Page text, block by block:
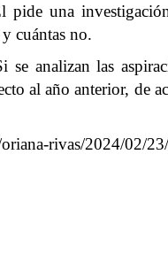
pide una
cuántas no.
se analizan las
al año anterior, de
rivas/2024/02/